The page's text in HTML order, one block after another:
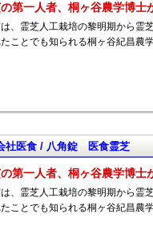
第一人者、桐ヶ谷農学博
、霊芝人工栽培の黎明期から霊
ことでも知られる桐ヶ谷紀昌農
社医食 / 八角錠 医食霊芝
第一人者、桐ヶ谷農学博
、霊芝人工栽培の黎明期から霊
ことでも知られる桐ヶ谷紀昌農